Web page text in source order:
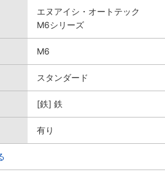
エヌアイシ・オートテック
M6シリーズ
M6
スタンダード
[鉄] 鉄
有り